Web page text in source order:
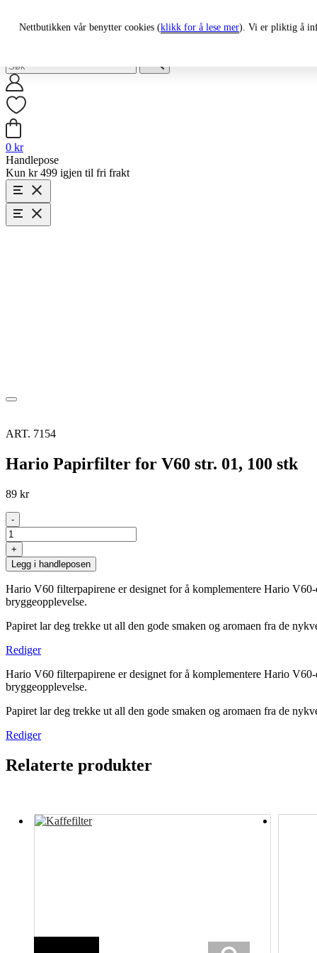
0 kr
Handlepose
Kun kr 499 igjen til fri frakt
ART. 7154
Hario Papirfilter for V60 str. 01, 100 stk
89 kr
-
Hario
Papirfilter
for
V60
str.
01,
100
stk
antall
+
Legg i handleposen
Hario V60 filterpapirene er designet for å komplementere Hario
bryggeopplevelse.
Papiret lar deg trekke ut all den gode smaken og aromaen fra de
Rediger
Hario V60 filterpapirene er designet for å komplementere Hario
bryggeopplevelse.
Papiret lar deg trekke ut all den gode smaken og aromaen fra de
Rediger
Relaterte produkter
Nettbutikken vår benytter cookies (klikk for å lese mer). Vi er pliktig å